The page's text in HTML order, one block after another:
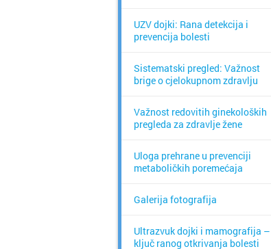
UZV dojki: Rana detekcija i
prevencija bolesti
Sistematski pregled: Važnost
brige o cjelokupnom zdravlju
Važnost redovitih ginekoloških
pregleda za zdravlje žene
Uloga prehrane u prevenciji
metaboličkih poremećaja
Galerija fotografija
Ultrazvuk dojki i mamografija –
ključ ranog otkrivanja bolesti